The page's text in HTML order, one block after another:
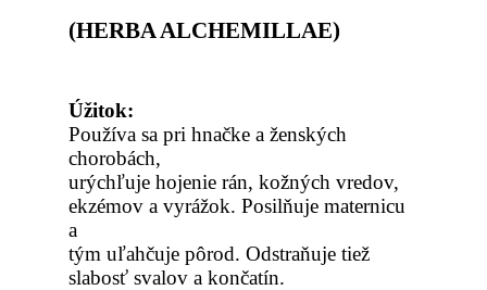
(HERBA ALCHEMILLAE)
Úžitok:
Používa sa pri hnačke a ženských
chorobách,
urýchľuje hojenie rán, kožných vredov,
ekzémov a vyrážok. Posilňuje maternicu
a
tým uľahčuje pôrod. Odstraňuje tiež
slabosť svalov a končatín.